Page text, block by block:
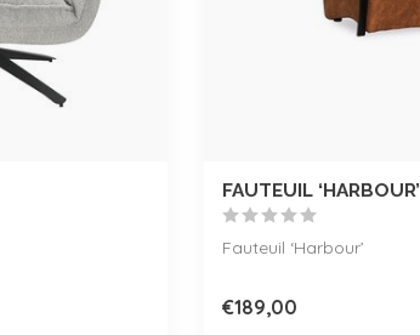
FAUTEUIL ‘HARBOUR’
Fauteuil ‘Harbour’
€189,00